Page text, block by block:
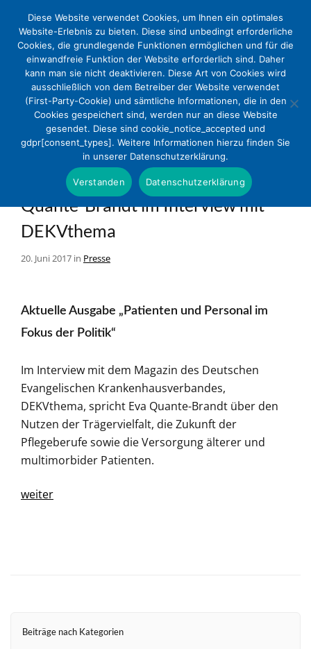
Trägervielfalt ist ein Motor, der die
Krankenhauslandschaft in
Bewegung hält – Senatorin Eva
Quante-Brandt im Interview mit
DEKVthema
20. Juni 2017 in Presse
Aktuelle Ausgabe „Patienten und Personal im
Fokus der Politik“
Im Interview mit dem Magazin des Deutschen
Evangelischen Krankenhausverbandes,
DEKVthema, spricht Eva Quante-Brandt über den
Nutzen der Trägervielfalt, die Zukunft der
Pflegeberufe sowie die Versorgung älterer und
multimorbider Patienten.
weiter
Beiträge nach Kategorien
Diese Website verwendet Cookies, um Ihnen ein optimales
Website-Erlebnis zu bieten. Diese sind unbedingt erforderliche
Cookies, die grundlegende Funktionen ermöglichen und für die
einwandfreie Funktion der Website erforderlich sind. Daher
kann man sie nicht deaktivieren. Diese Art von Cookies wird
ausschließlich von dem Betreiber der Website verwendet
(First-Party-Cookie) und sämtliche Informationen, die in den
Cookies gespeichert sind, werden nur an diese Website
gesendet. Diese sind cookie_notice_accepted und
gdpr[consent_types]. Weitere Informationen hierzu finden Sie
in unserer Datenschutzerklärung.
Verstanden Datenschutzerklärung